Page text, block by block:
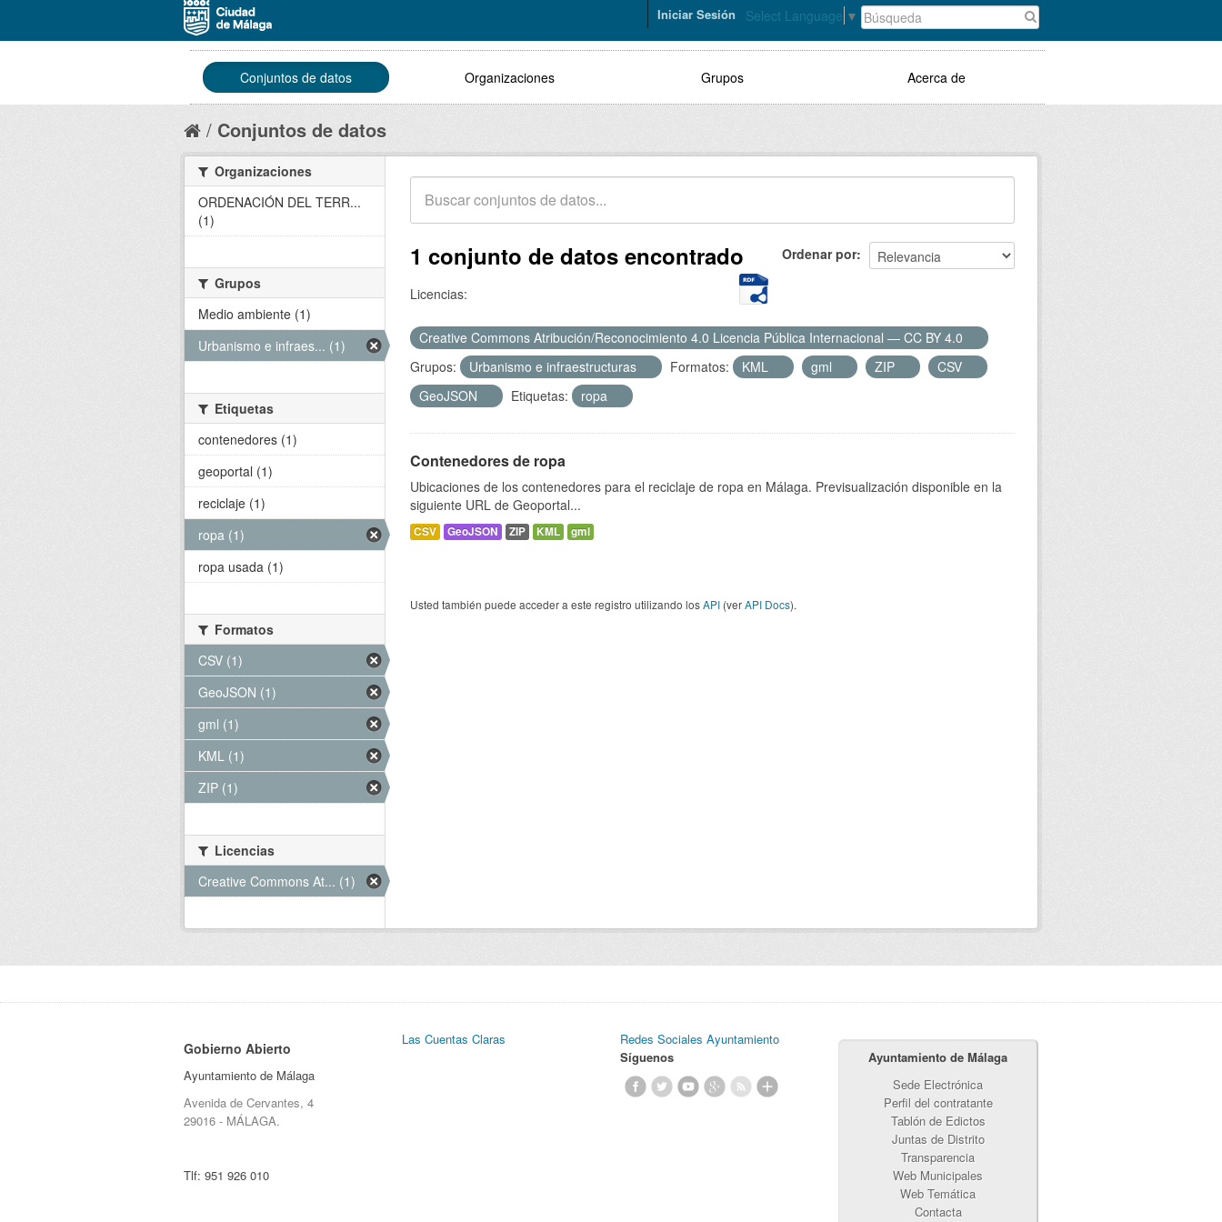
Select Language ▼
Iniciar Sesión
Conjuntos de datos Organizaciones Grupos Acerca de
Conjuntos de datos
Ordenar por
1 conjunto de datos encontrado
Licencias:
Creative Commons Atribución/Reconocimiento 4.0 Licencia Pública Internacional — CC BY 4.0
Grupos:
Urbanismo e infraestructuras Formatos: KML gml ZIP
CSV
GeoJSON
Etiquetas: ropa
Contenedores de ropa
Ubicaciones de los contenedores para el reciclaje de ropa en Málaga. Previsualización disponible en la
siguiente URL de Geoportal...
CSV GeoJSON ZIP KML gml
Usted también puede acceder a este registro utilizando losAPI (verAPI Docs).
Organizaciones
ORDENACIÓN DEL TERR...
(1)
Grupos
Medio ambiente (1)
Urbanismo e infraes... (1)
Etiquetas
contenedores (1)
geoportal (1)
reciclaje (1)
ropa (1)
ropa usada (1)
Formatos
CSV (1)
GeoJSON (1)
gml (1)
KML (1)
ZIP (1)
Licencias
Creative Commons At... (1)
Gobierno Abierto
Ayuntamiento de Málaga
Avenida de Cervantes, 4
29016 - MÁLAGA.
Tlf: 951 926 010
Las Cuentas Claras
Redes Sociales Ayuntamiento
Síguenos
Ayuntamiento de Málaga
Sede Electrónica
Perfil del contratante
Tablón de Edictos
Juntas de Distrito
Transparencia
Web Municipales
Web Temática
Contacta